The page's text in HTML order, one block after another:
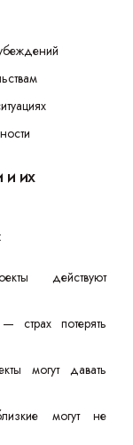
и их
действуют
страх потерять
могут давать
могут не